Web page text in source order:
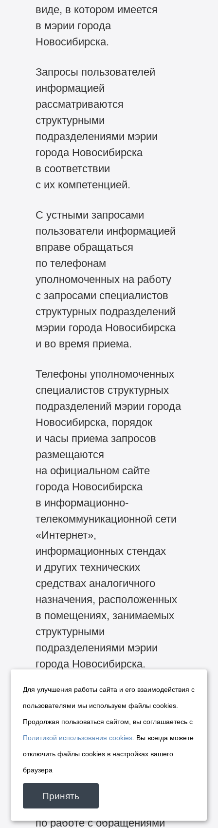
виде, в котором имеется
в мэрии города
Новосибирска.
Запросы пользователей
информацией
рассматриваются
структурными
подразделениями мэрии
города Новосибирска
в соответствии
с их компетенцией.
С устными запросами
пользователи информацией
вправе обращаться
по телефонам
уполномоченных на работу
с запросами специалистов
структурных подразделений
мэрии города Новосибирска
и во время приема.
Телефоны уполномоченных
специалистов структурных
подразделений мэрии города
Новосибирска, порядок
и часы приема запросов
размещаются
на официальном сайте
города Новосибирска
в информационно-
телекоммуникационной сети
«Интернет»,
информационных стендах
и других технических
средствах аналогичного
назначения, расположенных
в помещениях, занимаемых
структурными
подразделениями мэрии
города Новосибирска.
Письменные запросы
направляются
(представляются) по адресу:
Российская Федерация,
Новосибирская область,
город Новосибирск, Красный
проспект, 34, почтовый
индекс 630099, в управление
по работе с обращениями
Для улучшения работы сайта и его взаимодействия с
пользователями мы используем файлы cookies.
Продолжая пользоваться сайтом, вы соглашаетесь с
Политикой использования cookies . Вы всегда можете
отключить файлы cookies в настройках вашего
браузера
Принять